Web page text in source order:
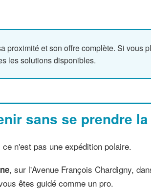
proximité et son offre complète. Si vous
les solutions disponibles.
sans se prendre
n'est pas une expédition polaire.
, sur l'Avenue François Chardigny,
êtes guidé comme un pro.